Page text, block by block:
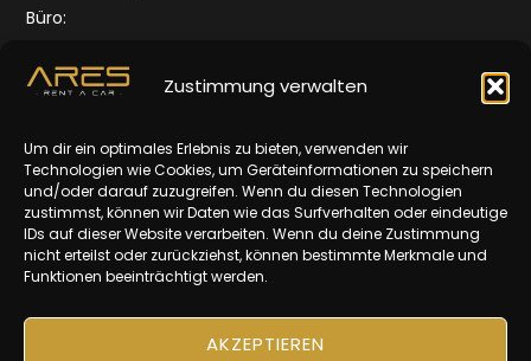
Zustimmung verwalten
Um dir ein optimales Erlebnis zu bieten, verwenden wir
Technologien wie Cookies, um Geräteinformationen zu speichern
und/oder darauf zuzugreifen. Wenn du diesen Technologien
zustimmst, können wir Daten wie das Surfverhalten oder eindeutige
IDs auf dieser Website verarbeiten. Wenn du deine Zustimmung
nicht erteilst oder zurückziehst, können bestimmte Merkmale und
Funktionen beeinträchtigt werden.
AKZEPTIEREN
Büro:
1100 Wien
Mo-Fr: 10-16 Uhr
Impressum
Datenschutz